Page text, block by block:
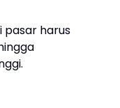
pasar harus